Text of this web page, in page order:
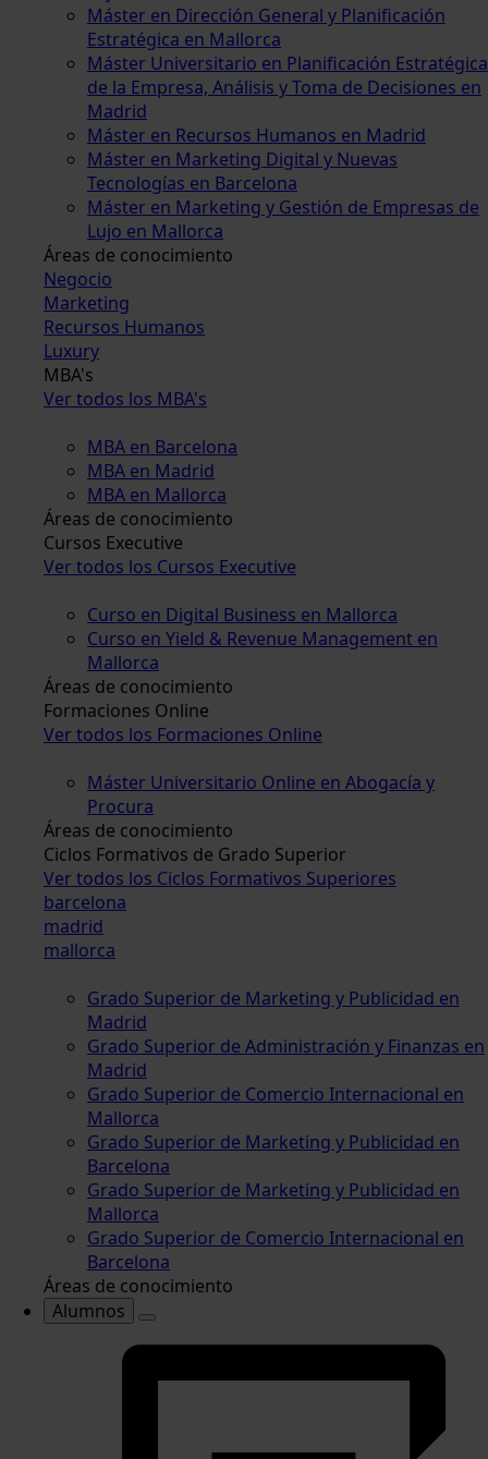
Máster en Dirección General y Planificación
Estratégica en Mallorca
Máster Universitario en Planificación Estratégica
de la Empresa, Análisis y Toma de Decisiones en
Madrid
Máster en Recursos Humanos en Madrid
Máster en Marketing Digital y Nuevas
Tecnologías en Barcelona
Máster en Marketing y Gestión de Empresas de
Lujo en Mallorca
Áreas de conocimiento
Negocio
Marketing
Recursos Humanos
Luxury
MBA's
Ver todos los MBA's
MBA en Barcelona
MBA en Madrid
MBA en Mallorca
Áreas de conocimiento
Cursos Executive
Ver todos los Cursos Executive
Curso en Digital Business en Mallorca
Curso en Yield & Revenue Management en
Mallorca
Áreas de conocimiento
Formaciones Online
Ver todos los Formaciones Online
Máster Universitario Online en Abogacía y
Procura
Áreas de conocimiento
Ciclos Formativos de Grado Superior
Ver todos los Ciclos Formativos Superiores
barcelona
madrid
mallorca
Grado Superior de Marketing y Publicidad en
Madrid
Grado Superior de Administración y Finanzas en
Madrid
Grado Superior de Comercio Internacional en
Mallorca
Grado Superior de Marketing y Publicidad en
Barcelona
Grado Superior de Marketing y Publicidad en
Mallorca
Grado Superior de Comercio Internacional en
Barcelona
Áreas de conocimiento
Alumnos